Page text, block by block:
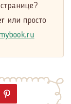
или просто